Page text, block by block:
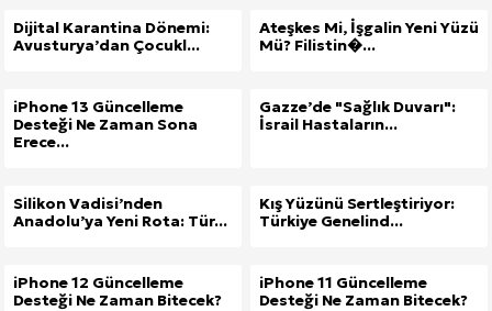
Dijital Karantina Dönemi:
Avusturya’dan Çocukl...
Ateşkes Mi, İşgalin Yeni Yüzü
Mü? Filistin�...
iPhone 13 Güncelleme
Desteği Ne Zaman Sona
Erece...
Gazze’de "Sağlık Duvarı":
İsrail Hastaların...
Silikon Vadisi’nden
Anadolu’ya Yeni Rota: Tür...
Kış Yüzünü Sertleştiriyor:
Türkiye Genelind...
iPhone 12 Güncelleme
Desteği Ne Zaman Bitecek?
iPhone 11 Güncelleme
Desteği Ne Zaman Bitecek?